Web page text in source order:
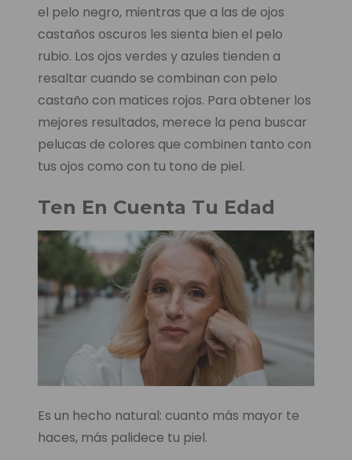
el pelo negro, mientras que a las de ojos
castaños oscuros les sienta bien el pelo
rubio. Los ojos verdes y azules tienden a
resaltar cuando se combinan con pelo
castaño con matices rojos. Para obtener los
mejores resultados, merece la pena buscar
pelucas de colores que combinen tanto con
tus ojos como con tu tono de piel.
Ten En Cuenta Tu Edad
Es un hecho natural: cuanto más mayor te
haces, más palidece tu piel.